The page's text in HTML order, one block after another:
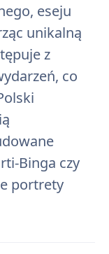
eseju
unikalną
z
co
Binga czy
portrety